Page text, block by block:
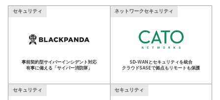
セキュリティ
事前契約型サイバーインシデント対応
有事に備える「サイバー消防隊」
ネットワークセキュリティ
SD-WANとセキュリティを統合
クラウドSASEで拠点もリモートも保護
セキュリティ セキュリティ